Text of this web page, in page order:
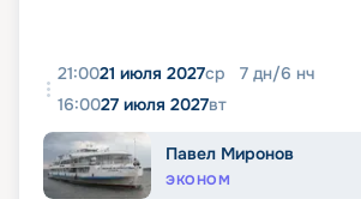
21:0021 июля 2027ср 7 дн/6 нч
16:0027 июля 2027вт
Павел Миронов
ЭКОНОМ